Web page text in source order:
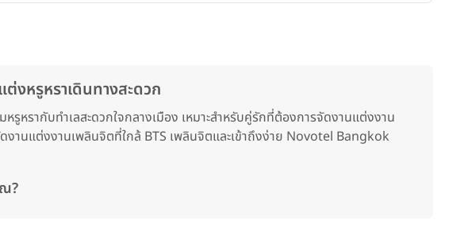
หรูหราเดินทางสะดวก
ากับทำเลสะดวกใจกลางเมือง เหมาะสำหรับคู่รักที่ต้องการจัดงานแต่งงาน
นแต่งงานเพลินจิตที่ใกล้ BTS เพลินจิตและเข้าถึงง่าย Novotel Bangkok
?